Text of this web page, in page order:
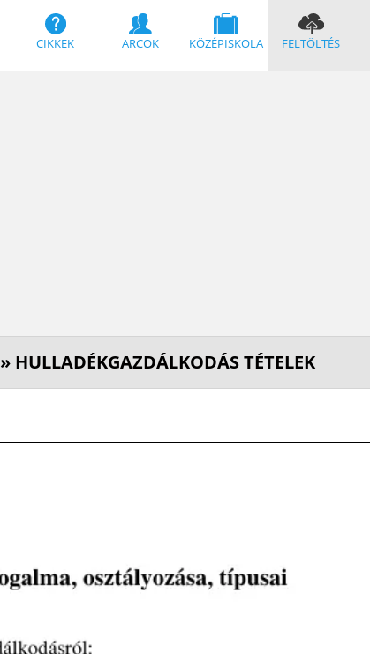
CIKKEK ARCOK KÖZÉPISKOLA FELTÖLTÉS
» HULLADÉKGAZDÁLKODÁS TÉTELEK